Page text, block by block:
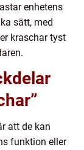
enhetens
sätt, med
kraschar tyst
att de kan
funktion eller